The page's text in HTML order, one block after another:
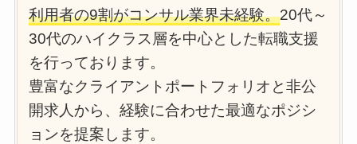
利用者の9割がコンサル業界未経験。20代～
30代のハイクラス層を中心とした転職支援
を行っております。
豊富なクライアントポートフォリオと非公
開求人から、経験に合わせた最適なポジシ
ョンを提案します。